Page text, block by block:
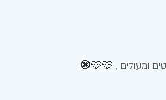
. 🩵🩵🧿